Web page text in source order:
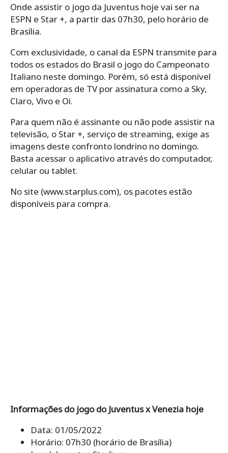
Onde assistir o jogo da Juventus hoje vai ser na
ESPN e Star +, a partir das 07h30, pelo horário de
Brasília.
Com exclusividade, o canal da ESPN transmite para
todos os estados do Brasil o jogo do Campeonato
Italiano neste domingo. Porém, só está disponível
em operadoras de TV por assinatura como a Sky,
Claro, Vivo e Oi.
Para quem não é assinante ou não pode assistir na
televisão, o Star +, serviço de streaming, exige as
imagens deste confronto londrino no domingo.
Basta acessar o aplicativo através do computador,
celular ou tablet.
No site (www.starplus.com), os pacotes estão
disponíveis para compra.
Informações do jogo do Juventus x Venezia hoje
Data: 01/05/2022
Horário: 07h30 (horário de Brasília)